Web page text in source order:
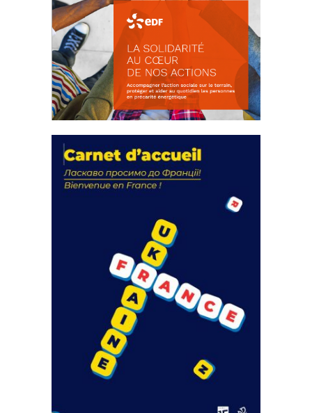
actions
18 septembre 2023
FEUILLETER